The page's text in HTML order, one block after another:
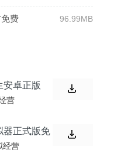
费 96.99MB
安卓正版
营
器正式版免
经营